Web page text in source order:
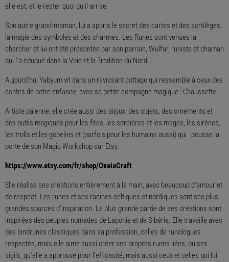
elle est, et le rester quoi qu’il arrive.
Son autre grand-maman, lui a appris le secret des cartes et des sortilèges,
la magie des symboles et des charmes. Les Runes sont venues la
chercher et lui ont été présentée par son parrain, Wulfur, runiste et chaman
qui l’a éduqué dans la Voie et la Tradition du Nord
Aujourd’hui Yabyum vit dans un ravissant cottage qui ressemble à ceux des
contes de notre enfance, avec sa petite compagne magique : Chaussette
Artiste païenne, elle crée aussi des bijoux, des objets, des ornements et
des outils magiques pour les fées, les sorcières et les mages, les sirènes,
les trolls et les gobelins et (parfois pour les humains aussi) qui pousse la
porte de son Magic Workshop sur Etsy :
https://www.etsy.com/fr/shop/OxeiaCraft
Elle réalise ses créations entièrement à la main, avec beaucoup d’amour et
de respect. Les runes et ses racines celtiques et nordiques sont ses plus
grandes sources d’inspiration. La plus grande partie de ses créations sont
inspirées des peuples nomades de Laponie et de Sibérie. Elle travaille avec
des bindrunes classiques dans sa profession, celles de runologues
respectés, mais elle aime aussi créer ses propres runes liées, ou ses
sigils, qu’elle a approuvé pour l’efficacité, mais aussi ceux et celles qui lui